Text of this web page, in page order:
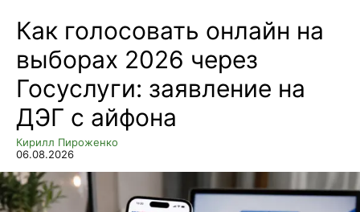
Как голосовать онлайн на
выборах 2026 через
Госуслуги: заявление на
ДЭГ с айфона
Кирилл Пироженко
06.08.2026